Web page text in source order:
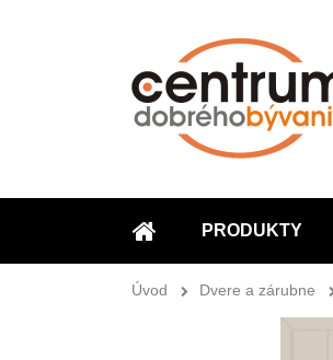
ÚVOD
PRODUKTY
Úvod Dvere a zárubne